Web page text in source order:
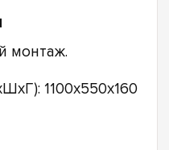
монтаж.
1100x550x160